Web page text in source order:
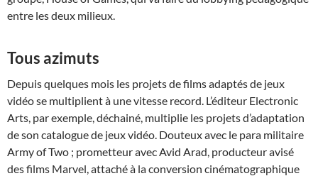
entre les deux milieux.
Tous azimuts
Depuis quelques mois les projets de films adaptés de jeux
vidéo se multiplient à une vitesse record. L’éditeur Electronic
Arts, par exemple, déchainé, multiplie les projets d’adaptation
de son catalogue de jeux vidéo. Douteux avec le para militaire
Army of Two ; prometteur avec Avid Arad, producteur avisé
des films Marvel, attaché à la conversion cinématographique